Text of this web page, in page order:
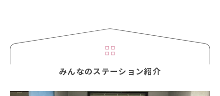
みんなのステーション紹介